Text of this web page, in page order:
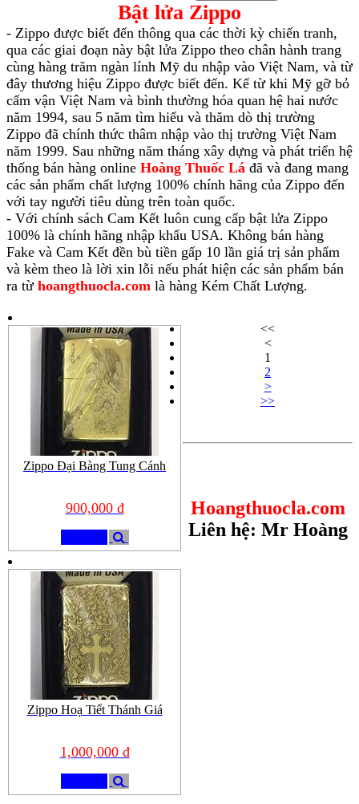
Bật lửa Zippo
- Zippo được biết đến thông qua các thời kỳ chiến tranh,
qua các giai đoạn này bật lửa Zippo theo chân hành trang
cùng hàng trăm ngàn lính Mỹ du nhập vào Việt Nam, và từ
đây thương hiệu Zippo được biết đến. Kể từ khi Mỹ gỡ bỏ
cấm vận Việt Nam và bình thường hóa quan hệ hai nước
năm 1994, sau 5 năm tìm hiểu và thăm dò thị trường
Zippo đã chính thức thâm nhập vào thị trường Việt Nam
năm 1999. Sau những năm tháng xây dựng và phát triển hệ
thống bán hàng online Hoàng Thuốc Lá đã và đang mang
các sản phẩm chất lượng 100% chính hãng của Zippo đến
với tay người tiêu dùng trên toàn quốc.
- Với chính sách Cam Kết luôn cung cấp bật lửa Zippo
100% là chính hãng nhập khẩu USA. Không bán hàng
Fake và Cam Kết đền bù tiền gấp 10 lần giá trị sản phẩm
và kèm theo là lời xin lỗi nếu phát hiện các sản phẩm bán
ra từ hoangthuocla.com là hàng Kém Chất Lượng.
Zippo Đại Bàng Tung Cánh
900,000 đ
Zippo Hoạ Tiết Thánh Giá
1,000,000 đ
<<
<
1
2
>
>>
Hoangthuocla.com
Liên hệ: Mr Hoàng